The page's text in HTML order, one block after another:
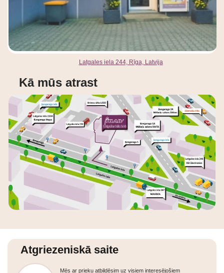
Latgales iela 244, Rīga, Latvija
Kā mūs atrast
Atgriezeniskā saite
Mēs ar prieku atbildēsim uz visiem interesējošiem